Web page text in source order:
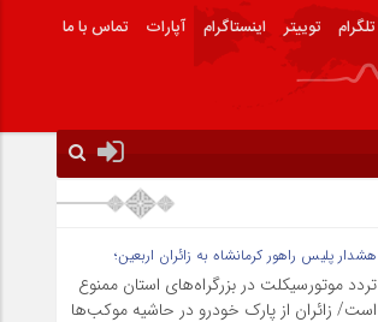
تلگرام توییتر اینستاگرام آپارات تماس با ما
هشدار پلیس راهور کرمانشاه به زائران اربعین؛
تردد موتورسیکلت در بزرگراه‌های استان ممنوع
است/ زائران از پارک خودرو در حاشیه موکب‌ها